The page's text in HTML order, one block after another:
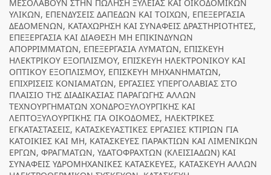
ΜΕΣΟΛΑΒΟΥΝ ΣΤΗΝ ΠΩΛΗΣΗ ΞΥΛΕΙΑΣ ΚΑΙ ΟΙΚΟΔΟΜΙΚΩΝ
ΥΛΙΚΩΝ, ΕΠΕΝΔΥΣΕΙΣ ΔΑΠΕΔΩΝ ΚΑΙ ΤΟΙΧΩΝ, ΕΠΕΞΕΡΓΑΣΙΑ
ΔΕΔΟΜΕΝΩΝ, ΚΑΤΑΧΩΡΗΣΗ ΚΑΙ ΣΥΝΑΦΕΙΣ ΔΡΑΣΤΗΡΙΟΤΗΤΕΣ,
ΕΠΕΞΕΡΓΑΣΙΑ ΚΑΙ ΔΙΑΘΕΣΗ ΜΗ ΕΠΙΚΙΝΔΥΝΩΝ
ΑΠΟΡΡΙΜΜΑΤΩΝ, ΕΠΕΞΕΡΓΑΣΙΑ ΛΥΜΑΤΩΝ, ΕΠΙΣΚΕΥΗ
ΗΛΕΚΤΡΙΚΟΥ ΕΞΟΠΛΙΣΜΟΥ, ΕΠΙΣΚΕΥΗ ΗΛΕΚΤΡΟΝΙΚΟΥ ΚΑΙ
ΟΠΤΙΚΟΥ ΕΞΟΠΛΙΣΜΟΥ, ΕΠΙΣΚΕΥΗ ΜΗΧΑΝΗΜΑΤΩΝ,
ΕΠΙΧΡΙΣΕΙΣ ΚΟΝΙΑΜΑΤΩΝ, ΕΡΓΑΣΙΕΣ ΥΠΕΡΓΟΛΑΒΙΑΣ ΣΤΟ
ΠΛΑΙΣΙΟ ΤΗΣ ΔΙΑΔΙΚΑΣΙΑΣ ΠΑΡΑΓΩΓΗΣ ΑΛΛΩΝ
ΤΕΧΝΟΥΡΓΗΜΑΤΩΝ ΧΟΝΔΡΟΞΥΛΟΥΡΓΙΚΗΣ ΚΑΙ
ΛΕΠΤΟΞΥΛΟΥΡΓΙΚΗΣ ΓΙΑ ΟΙΚΟΔΟΜΕΣ, ΗΛΕΚΤΡΙΚΕΣ
ΕΓΚΑΤΑΣΤΑΣΕΙΣ, ΚΑΤΑΣΚΕΥΑΣΤΙΚΕΣ ΕΡΓΑΣΙΕΣ ΚΤΙΡΙΩΝ ΓΙΑ
ΚΑΤΟΙΚΙΕΣ ΚΑΙ ΜΗ, ΚΑΤΑΣΚΕΥΕΣ ΠΑΡΑΚΤΙΩΝ ΚΑΙ ΛΙΜΕΝΙΚΩΝ
ΕΡΓΩΝ, ΦΡΑΓΜΑΤΩΝ, ΥΔΑΤΟΦΡΑΧΤΩΝ (ΚΛΕΙΣΙΑΔΩΝ) ΚΑΙ
ΣΥΝΑΦΕΙΣ ΥΔΡΟΜΗΧΑΝΙΚΕΣ ΚΑΤΑΣΚΕΥΕΣ, ΚΑΤΑΣΚΕΥΗ ΑΛΛΩΝ